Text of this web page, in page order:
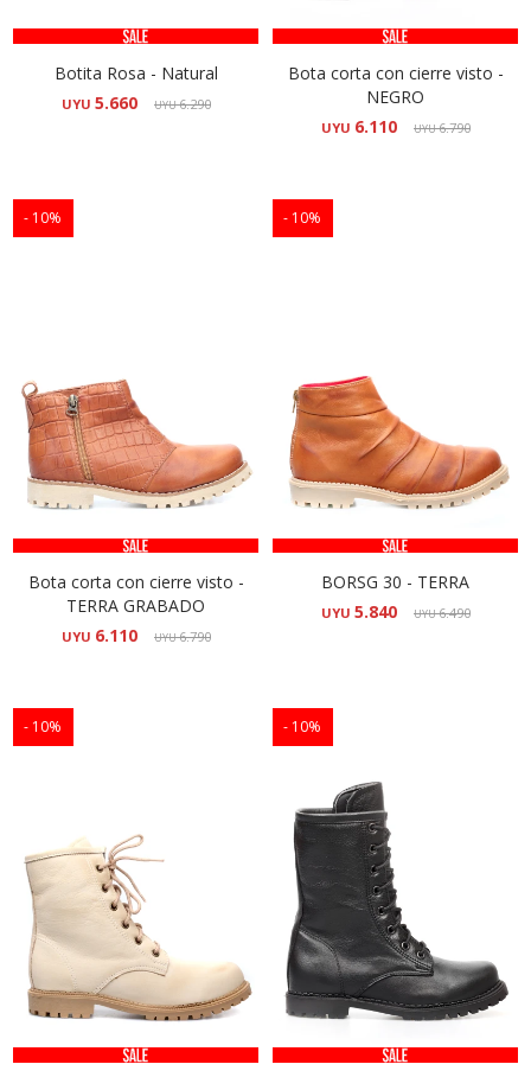
Botita Rosa - Natural
UYU 5.660 UYU6.290
Bota corta con cierre visto -
NEGRO
UYU 6.110 UYU6.790
10
Bota corta con cierre visto -
TERRA GRABADO
UYU 6.110 UYU6.790
10
BORSG 30 - TERRA
UYU 5.840 UYU6.490
10 10